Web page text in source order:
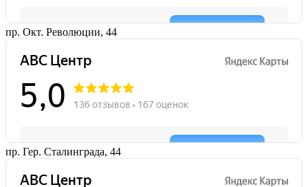
пр. Окт. Революции, 44
пр. Гер. Сталинграда, 44